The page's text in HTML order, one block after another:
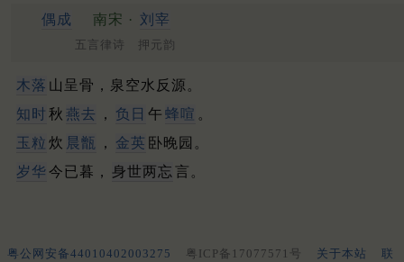
偶成 南宋 · 刘宰
五言律诗 押元韵
木落 山呈骨，泉空水反源。
知时 秋 燕去 ， 负日 午 蜂喧 。
玉粒 炊 晨甑 ， 金英 卧晚园。
岁华 今已暮， 身世两忘 言。
粤公网安备44010402003275 粤ICP备17077571号 关于本站
联